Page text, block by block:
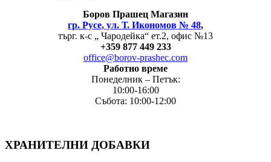
Боров Прашец Магазин
гр. Русе, ул. Т. Икономов № 48,
търг. к-с „ Чародейка“ ет.2, офис №13
+359 877 449 233
office@borov-prashec.com
Работно време
Понеделник – Петък:
10:00-16:00
Събота: 10:00-12:00
ХРАНИТЕЛНИ ДОБАВКИ